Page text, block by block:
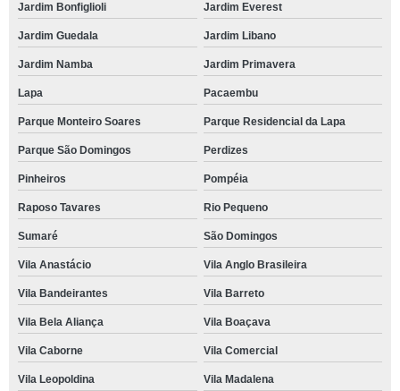
Jardim Bonfiglioli Jardim Everest
Jardim Guedala Jardim Libano
Jardim Namba Jardim Primavera
Lapa Pacaembu
Parque Monteiro Soares Parque Residencial da Lapa
Parque São Domingos Perdizes
Pinheiros Pompéia
Raposo Tavares Rio Pequeno
Sumaré São Domingos
Vila Anastácio Vila Anglo Brasileira
Vila Bandeirantes Vila Barreto
Vila Bela Aliança Vila Boaçava
Vila Caborne Vila Comercial
Vila Leopoldina Vila Madalena